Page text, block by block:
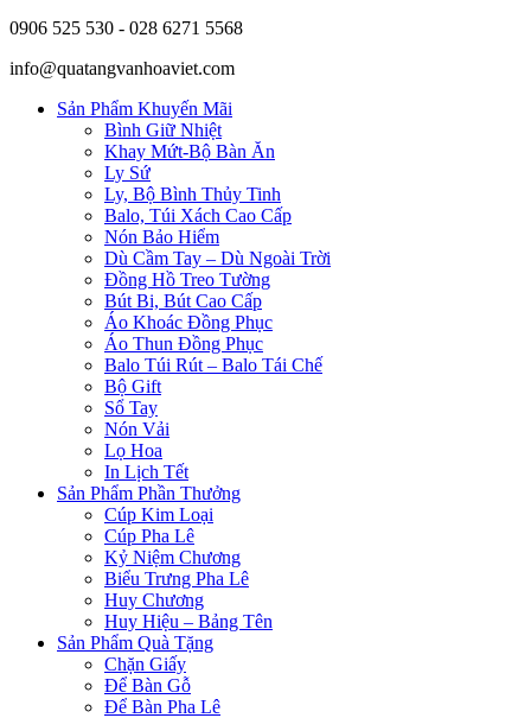
0906 525 530 - 028 6271 5568
info@quatangvanhoaviet.com
Sản Phẩm Khuyến Mãi
Bình Giữ Nhiệt
Khay Mứt-Bộ Bàn Ăn
Ly Sứ
Ly, Bộ Bình Thủy Tinh
Balo, Túi Xách Cao Cấp
Nón Bảo Hiểm
Dù Cầm Tay – Dù Ngoài Trời
Đồng Hồ Treo Tường
Bút Bi, Bút Cao Cấp
Áo Khoác Đồng Phục
Áo Thun Đồng Phục
Balo Túi Rút – Balo Tái Chế
Bộ Gift
Sổ Tay
Nón Vải
Lọ Hoa
In Lịch Tết
Sản Phẩm Phần Thưởng
Cúp Kim Loại
Cúp Pha Lê
Kỷ Niệm Chương
Biểu Trưng Pha Lê
Huy Chương
Huy Hiệu – Bảng Tên
Sản Phẩm Quà Tặng
Chặn Giấy
Để Bàn Gỗ
Để Bàn Pha Lê